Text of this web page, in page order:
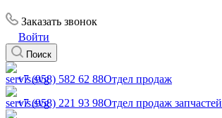
Заказать звонок
Войти
Поиск
+7 (958) 582 62 88Отдел продаж
+7 (958) 221 93 98Отдел продаж запчастей